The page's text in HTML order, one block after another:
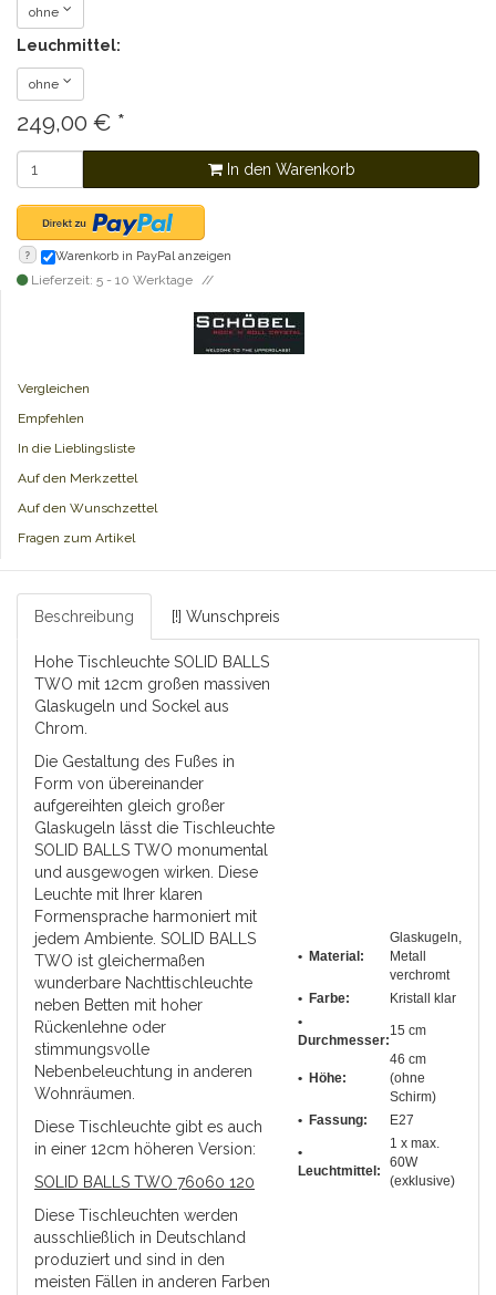
ohne
Leuchmittel:
ohne
249,00 € *
In den Warenkorb
? Warenkorb in PayPal anzeigen
Lieferzeit: 5 - 10 Werktage
Vergleichen
Empfehlen
In die Lieblingsliste
Auf den Merkzettel
Auf den Wunschzettel
Fragen zum Artikel
Beschreibung [!] Wunschpreis
Hohe Tischleuchte SOLID BALLS
TWO mit 12cm großen massiven
Glaskugeln und Sockel aus
Chrom.
Die Gestaltung des Fußes in
Form von übereinander
aufgereihten gleich großer
Glaskugeln lässt die Tischleuchte
SOLID BALLS TWO monumental
und ausgewogen wirken. Diese
Leuchte mit Ihrer klaren
Formensprache harmoniert mit
jedem Ambiente. SOLID BALLS
TWO ist gleichermaßen
wunderbare Nachttischleuchte
neben Betten mit hoher
Rückenlehne oder
stimmungsvolle
Nebenbeleuchtung in anderen
Wohnräumen.
Diese Tischleuchte gibt es auch
in einer 12cm höheren Version:
SOLID BALLS TWO 76060 120
Diese Tischleuchten werden
ausschließlich in Deutschland
produziert und sind in den
meisten Fällen in anderen Farben
• Material:
Glaskugeln,
Metall
verchromt
• Farbe:
Kristall klar
•
Durchmesser:
15 cm
• Höhe:
46 cm
(ohne
Schirm)
• Fassung:
E27
•
Leuchtmittel:
1 x max.
60W
(exklusive)